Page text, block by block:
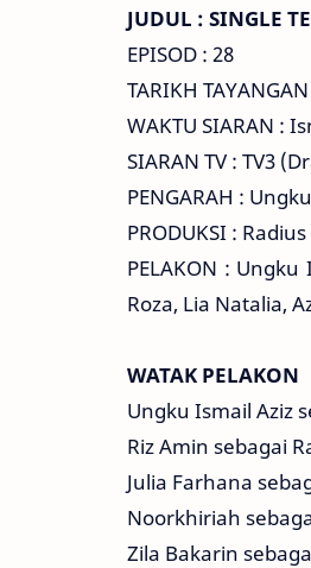
JUDUL : SINGLE
EPISOD : 28
TARIKH
WAKTU SIARAN :
SIARAN TV : TV3
PENGARAH :
PRODUKSI :
PELAKON :
Roza, Lia Natalia,
WATAK PELAKON
Ungku Ismail Aziz
Riz Amin sebagai
Julia Farhana
Noorkhiriah
Zila Bakarin